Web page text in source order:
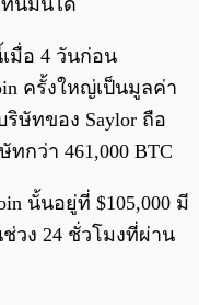
มื่อ 4 วันก่อน
ครั้งใหญ่เป็นมูลค่า
ษัทของ Saylor ถือ
กว่า 461,000 BTC
นั้นอยู่ที่ $105,000 มี
วง 24 ชั่วโมงที่ผ่าน